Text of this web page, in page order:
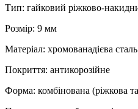
Тип: гайковий ріжково-
Розмір: 9 мм
Матеріал: хромованадієва сталь
Покриття: антикорозійне
Форма: комбінована (ріжкова